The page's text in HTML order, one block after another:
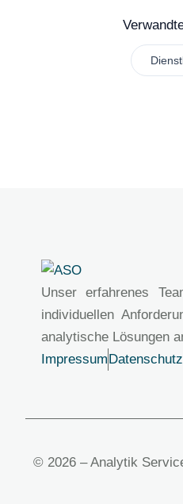
Unser erfahrenes
individuellen
analytische Lösungen
Impressum
© 2026 – Analytik